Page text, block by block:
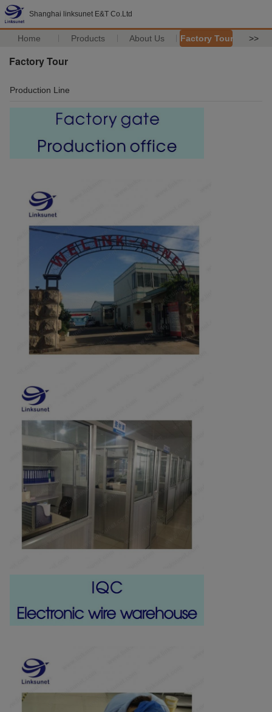
Shanghai linksunet E&T Co.Ltd
Home Products About Us Factory Tour >>
Factory Tour
Production Line